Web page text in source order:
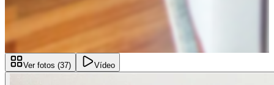
Ver fotos (37) Vídeo